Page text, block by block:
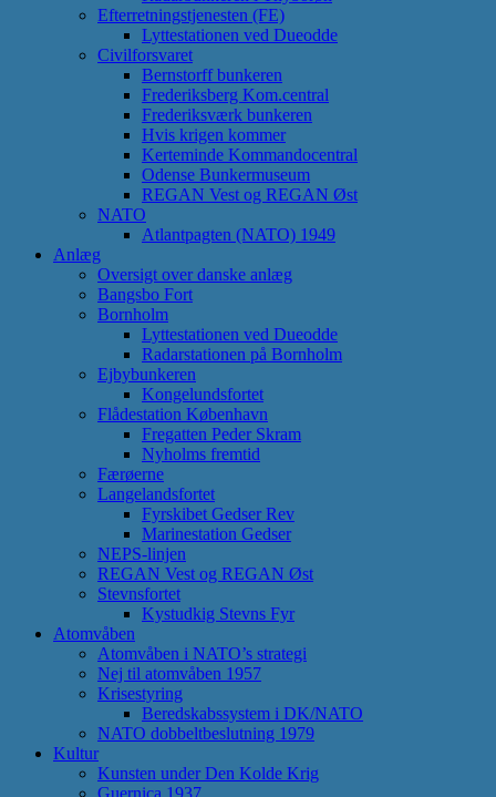
Efterretningstjenesten (FE)
Lyttestationen ved Dueodde
Civilforsvaret
Bernstorff bunkeren
Frederiksberg Kom.central
Frederiksværk bunkeren
Hvis krigen kommer
Kerteminde Kommandocentral
Odense Bunkermuseum
REGAN Vest og REGAN Øst
NATO
Atlantpagten (NATO) 1949
Anlæg
Oversigt over danske anlæg
Bangsbo Fort
Bornholm
Lyttestationen ved Dueodde
Radarstationen på Bornholm
Ejbybunkeren
Kongelundsfortet
Flådestation København
Fregatten Peder Skram
Nyholms fremtid
Færøerne
Langelandsfortet
Fyrskibet Gedser Rev
Marinestation Gedser
NEPS-linjen
REGAN Vest og REGAN Øst
Stevnsfortet
Kystudkig Stevns Fyr
Atomvåben
Atomvåben i NATO’s strategi
Nej til atomvåben 1957
Krisestyring
Beredskabssystem i DK/NATO
NATO dobbeltbeslutning 1979
Kultur
Kunsten under Den Kolde Krig
Guernica 1937